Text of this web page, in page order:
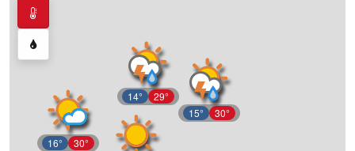
16° 30°
14° 29°
15° 30°